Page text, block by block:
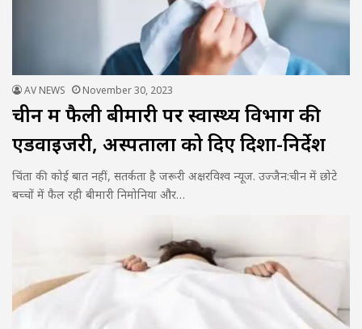
AV NEWS November 30, 2023
चीन में फैली बीमारी पर स्वास्थ्य विभाग की
एडवाइजरी, अस्पतालों को दिए दिशा-निर्देश
चिंता की कोई बात नहीं, सतर्कता है जरूरी अक्षरविश्व न्यूज. उज्जैन:चीन में छोटे
बच्चों में फैल रही बीमारी निमोनिया और…